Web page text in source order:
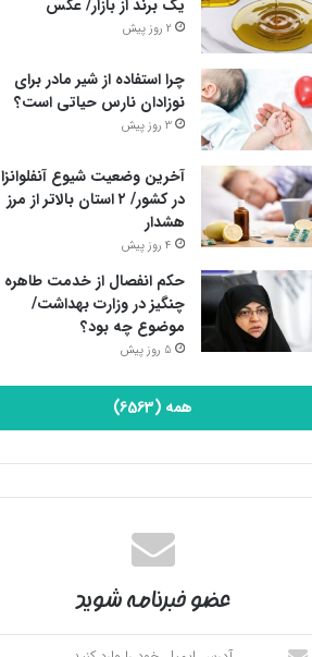
یک برند از بازار/ عکس
2 روز پیش
چرا استفاده از شیر مادر برای
نوزادان نارس حیاتی است؟
3 روز پیش
آخرین وضعیت شیوع آنفلوانزا
در کشور/ ۲ استان بالاتر از مرز
هشدار
4 روز پیش
حکم انفصال از خدمت طاهره
چنگیز در وزارت بهداشت/
موضوع چه بود؟
5 روز پیش
همه (6563)
عضو خبرنامه شوید
آدرس